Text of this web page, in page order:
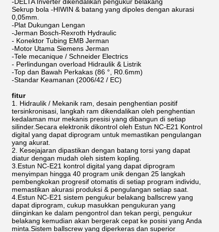
Sekrup bola -HIWIN & batang yang dipoles dengan akurasi
0,05mm.
-Plat Dukungan Lengan
-Jerman Bosch-Rexroth Hydraulic
- Konektor Tubing EMB Jerman
-Motor Utama Siemens Jerman
-Tele mecanique / Schneider Electrics
- Perlindungan overload Hidraulik & Listrik
-Top dan Bawah Perkakas (86 °, R0.6mm)
-Standar Keamanan (2006/42 / EC)
fitur
1. Hidraulik / Mekanik ram, desain penghentian positif
tersinkronisasi, langkah ram dikendalikan oleh penghentian
kedalaman mur mekanis presisi yang dibangun di setiap
silinder.Secara elektronik dikontrol oleh Estun NC-E21 Kontrol
digital yang dapat diprogram untuk memastikan pengulangan
yang akurat.
2. Kesejajaran dipastikan dengan batang torsi yang dapat
diatur dengan mudah oleh sistem kopling.
3.Estun NC-E21 kontrol digital yang dapat diprogram
menyimpan hingga 40 program unik dengan 25 langkah
pembengkokan progresif otomatis di setiap program individu,
memastikan akurasi produksi & pengulangan setiap saat.
4.Estun NC-E21 sistem pengukur belakang ballscrew yang
dapat diprogram, cukup masukkan pengukuran yang
diinginkan ke dalam pengontrol dan tekan pergi, pengukur
belakang kemudian akan bergerak cepat ke posisi yang Anda
minta.Sistem ballscrew yang diperkeras dan superior